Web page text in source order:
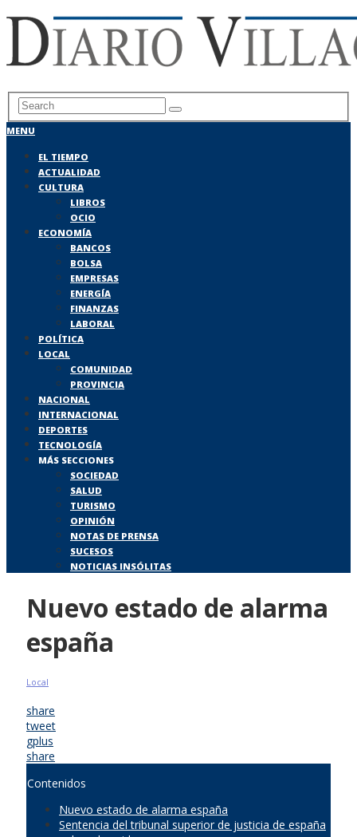
MENU
EL TIEMPO
ACTUALIDAD
CULTURA
LIBROS
OCIO
ECONOMÍA
BANCOS
BOLSA
EMPRESAS
ENERGÍA
FINANZAS
LABORAL
POLÍTICA
LOCAL
COMUNIDAD
PROVINCIA
NACIONAL
INTERNACIONAL
DEPORTES
TECNOLOGÍA
MÁS SECCIONES
SOCIEDAD
SALUD
TURISMO
OPINIÓN
NOTAS DE PRENSA
SUCESOS
NOTICIAS INSÓLITAS
Nuevo estado de alarma
españa
Local
share
tweet
gplus
share
Contenidos
Nuevo estado de alarma españa
Sentencia del tribunal superior de justicia de españa